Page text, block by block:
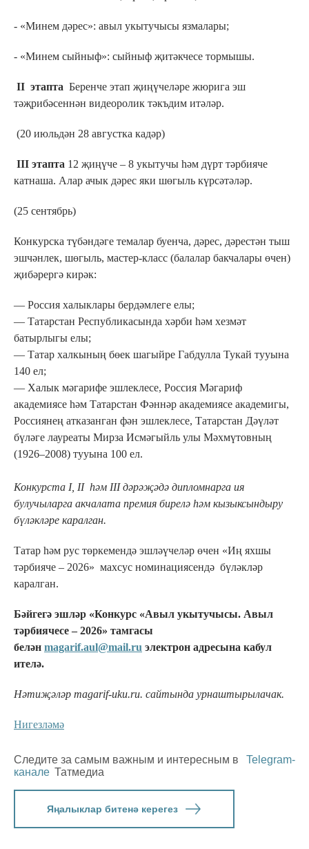
- «Минем дәрес»: авыл укытучысы язмалары;
- «Минем сыйныф»: сыйныф җитәкчесе тормышы.
II этапта Беренче этап җиңүчеләре жюрига эш
тәҗрибәсеннән видеоролик тәкъдим итәләр.
(20 июльдән 28 августка кадәр)
III этапта 12 җиңүче – 8 укытучы һәм дүрт тәрбияче
катнаша. Алар ачык дәрес яки шөгыль күрсәтәләр.
(25 сентябрь)
Конкурска түбәндәге темалар буенча, дәрес, дәрестән тыш
эшчәнлек, шөгыль, мастер-класс (балалар бакчалары өчен)
җибәрергә кирәк:
— Россия халыклары бердәмлеге елы;
— Татарстан Республикасында хәрби һәм хезмәт
батырлыгы елы;
— Татар халкының бөек шагыйре Габдулла Тукай тууына
140 ел;
— Халык мәгарифе эшлеклесе, Россия Мәгариф
академиясе һәм Татарстан Фәннәр академиясе академигы,
Россиянең атказанган фән эшлеклесе, Татарстан Дәүләт
бүләге лауреаты Мирза Исмәгыйль улы Мәхмүтовның
(1926–2008) тууына 100 ел.
Конкурста I, II һәм III дәрәҗәдә дипломнарга ия
булучыларга акчалата премия бирелә һәм кызыксындыру
бүләкләре каралган.
Татар һәм рус төркемендә эшләүчеләр өчен «Иң яхшы
тәрбияче – 2026» махсус номинациясендә бүләкләр
каралган.
Бәйгегә эшләр «Конкурс «Авыл укытучысы. Авыл
тәрбиячесе – 2026» тамгасы
белән magarif.aul@mail.ru электрон адресына кабул
ителә.
Нәтиҗәләр magarif-uku.ru. сайтында урнаштырылачак.
Нигезләмә
Следите за самым важным и интересным в
Telegram-
канале Татмедиа
Яңалыклар битенә керегез